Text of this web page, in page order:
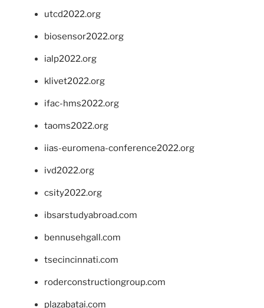
utcd2022.org
biosensor2022.org
ialp2022.org
klivet2022.org
ifac-hms2022.org
taoms2022.org
iias-euromena-conference2022.org
ivd2022.org
csity2022.org
ibsarstudyabroad.com
bennusehgall.com
tsecincinnati.com
roderconstructiongroup.com
plazabatai.com